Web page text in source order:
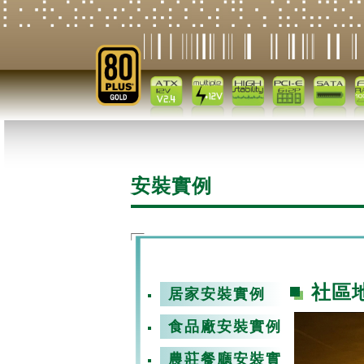
安裝實例
居家安裝實例
食品廠安裝實例
農莊餐廳安裝實
社區